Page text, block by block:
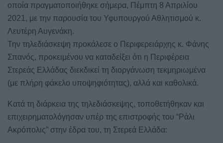
οποία πραγματοποιήθηκε σήμερα, Πέμπτη 8 Απριλίου
2021, με την παρουσία του Υφυπουργού Αθλητισμού κ.
Λευτέρη Αυγενάκη.
Την τηλεδιάσκεψη προκάλεσε ο Περιφερειάρχης κ. Φάνης
Σπανός, προκειμένου να καταδείξει ότι η Περιφέρεια
Στερεάς Ελλάδας διεκδικεί τη διοργάνωση τεκμηριωμένα
(με πλήρη φάκελο υποψηφιότητας), αλλά και καθολικά.
Κατά τη διάρκεια της τηλεδιάσκεψης, τοποθετήθηκαν και
επιχειρηματολόγησαν υπέρ της επιστροφής του “Ράλι
Ακρόπολις” στην έδρα του, τη Στερεά Ελλάδα: